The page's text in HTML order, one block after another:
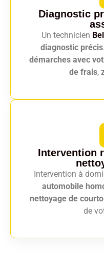
Diagnostic
Un technicien
diagnostic précis
démarches avec
de frais,
Intervention
Intervention à
automobile
nettoyage de
de